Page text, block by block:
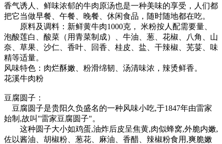
香气诱人、鲜味浓郁的牛肉原汤也是一种美味的享受，人们都
把它当做早餐、午餐、晚餐、休闲食品，随时随地都在吃。
原料及调料：新鲜黄牛肉1000克， 米粉按人配需要量、
泡酸莲白、酸菜（用青菜制成）、牛油、葱、花椒、八角、山
奈、草果、沙仁、香叶、回香、桂皮、盐、干辣椒、芜荽、味
精等适量。
风味特色：肉烂酥嫩、粉滑绵韧、汤清味浓，辣烫鲜香。
花溪牛肉粉
豆腐圆子：
豆腐圆子是贵阳久负盛名的一种风味小吃,于1847年由雷家
始制,故叫"雷家豆腐圆子"。
这种圆子大小如鸡蛋,油炸后皮呈焦黄,肉似蜂窝,外脆内嫩,
佐以酱油、胡椒粉、葱花、麻油、香醋、辣椒粉食用,爽脆嫩